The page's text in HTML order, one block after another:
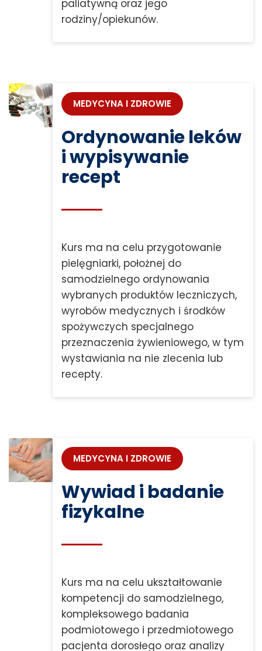
paliatywną oraz jego
rodziny/opiekunów.
MEDYCYNA I ZDROWIE
Ordynowanie leków
i wypisywanie
recept
Kurs ma na celu przygotowanie
pielęgniarki, położnej do
samodzielnego ordynowania
wybranych produktów leczniczych,
wyrobów medycznych i środków
spożywczych specjalnego
przeznaczenia żywieniowego, w tym
wystawiania na nie zlecenia lub
recepty.
MEDYCYNA I ZDROWIE
Wywiad i badanie
fizykalne
Kurs ma na celu ukształtowanie
kompetencji do samodzielnego,
kompleksowego badania
podmiotowego i przedmiotowego
pacjenta dorosłego oraz analizy